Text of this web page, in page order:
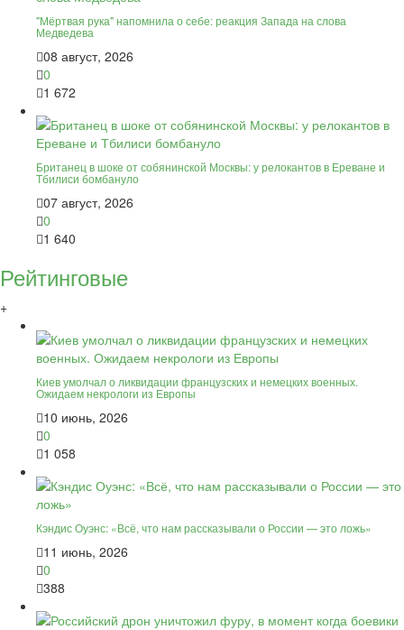
"Мёртвая рука" напомнила о себе: реакция Запада на слова
Медведева
08 август, 2026
0
1 672
Британец в шоке от собянинской Москвы: у релокантов в Ереване и
Тбилиси бомбануло
07 август, 2026
0
1 640
Рейтинговые
+
Киев умолчал о ликвидации французских и немецких военных.
Ожидаем некрологи из Европы
10 июнь, 2026
0
1 058
Кэндис Оуэнс: «Всё, что нам рассказывали о России — это ложь»
11 июнь, 2026
0
388